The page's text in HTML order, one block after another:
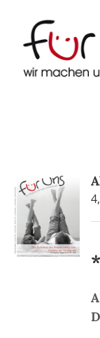
content